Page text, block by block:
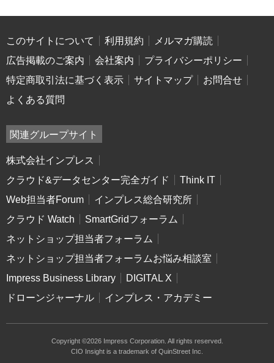
このサイトについて 利用規約
メルマガ購読
広告掲載のご案内
会社案内
プライバシーポリシー
特定商取引法に基づく表示
サイトマップ
お問合せ
よくある質問
関連グループサイト
株式会社インプレス
クラウド&データセンター完全ガイド
Think IT
Web担当者Forum
インプレス総合研究所
クラウド Watch
SmartGridフォーラム
ネットショップ担当者フォーラム
ネットショップ担当者フォーラムお悩み相談室
Impress Business Library
DIGITAL X
ドローンジャーナル
インプレス・アカデミー
Copyright ©2026 Impress Corporation. All rights reserved.
CIO Insight is a trademark of QuinStreet Inc.